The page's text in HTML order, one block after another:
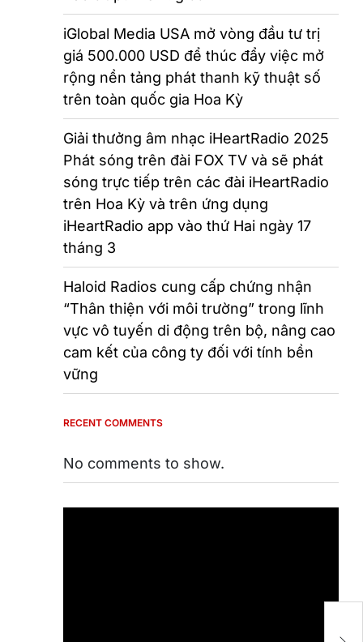
iGlobal Media USA mở vòng đầu tư trị
giá 500.000 USD để thúc đẩy việc mở
rộng nền tảng phát thanh kỹ thuật số
trên toàn quốc gia Hoa Kỳ
Giải thưởng âm nhạc iHeartRadio 2025
Phát sóng trên đài FOX TV và sẽ phát
sóng trực tiếp trên các đài iHeartRadio
trên Hoa Kỳ và trên ứng dụng
iHeartRadio app vào thứ Hai ngày 17
tháng 3
Haloid Radios cung cấp chứng nhận
“Thân thiện với môi trường” trong lĩnh
vực vô tuyến di động trên bộ, nâng cao
cam kết của công ty đối với tính bền
vững
RECENT COMMENTS
No comments to show.